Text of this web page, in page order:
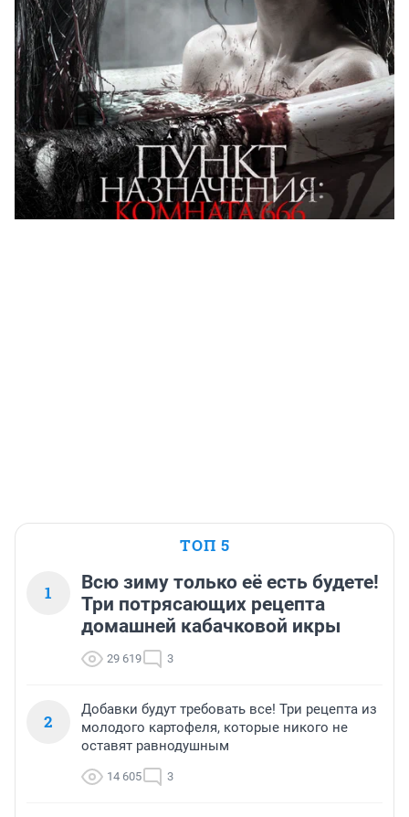
ТОП 5
1
Всю зиму только её есть будете!
Три потрясающих рецепта
домашней кабачковой икры
29 619 3
2
Добавки будут требовать все! Три рецепта из
молодого картофеля, которые никого не
оставят равнодушным
14 605 3